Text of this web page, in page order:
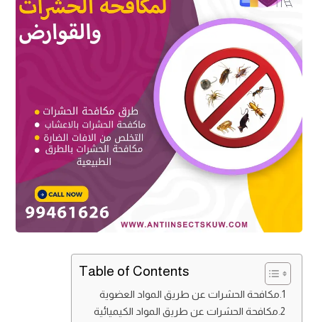
Table of Contents
مكافحة الحشرات عن طريق المواد العضوية
مكافحة الحشرات عن طريق المواد الكيميائية